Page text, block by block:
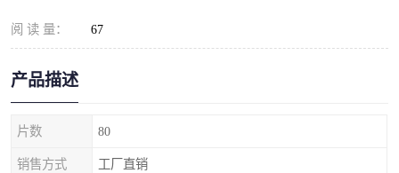
阅 读 量： 67
产品描述
片数 80
销售方式 工厂直销